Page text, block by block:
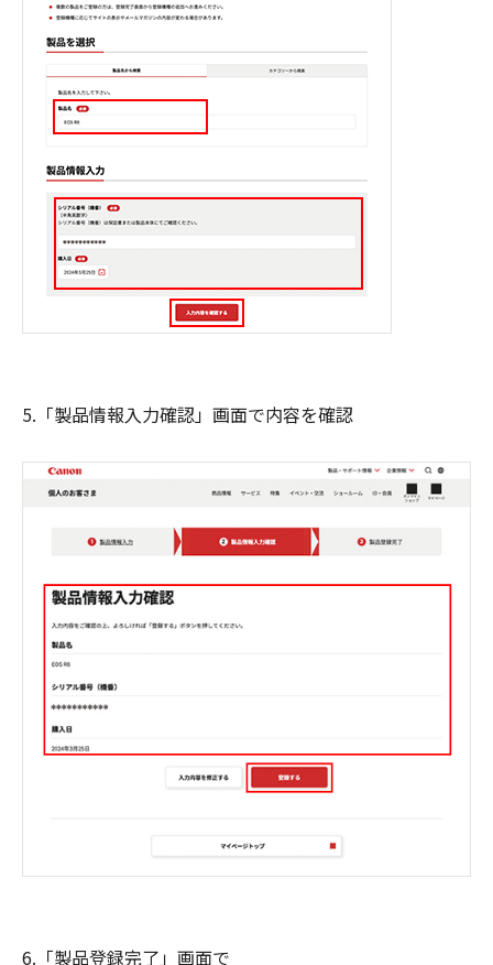
5.「製品情報入力確認」画面で内容を確認
6.「製品登録完了」画面で